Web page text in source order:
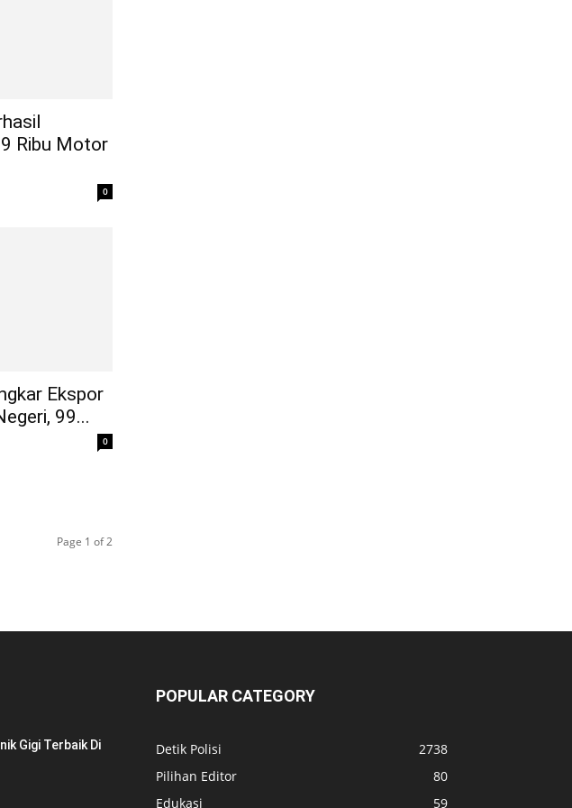
Ribu Motor
0
Ekspor
99...
0
Page 1 of 2
Gigi Terbaik Di
POPULAR CATEGORY
Detik Polisi
2738
Pilihan Editor
80
Edukasi
59